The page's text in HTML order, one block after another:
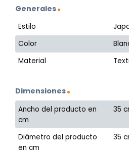
Generales
Estilo
Color
Material
Dimensiones
Ancho del producto en
cm
35
Diámetro del producto
en cm
35